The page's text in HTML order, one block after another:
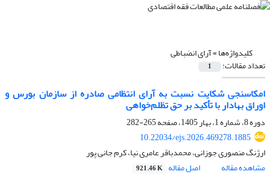
کلیدواژه‌ها =آرای انضباطی
تعداد مقالات: 1
امکاسنجی شکایت نسبت به آرای انتظامی صادره از سازمان بورس و
اوراق بهادار با تأکید بر حق تظلم‌خواهی
دوره 8، شماره 1، بهار 1405، صفحه
265-282
10.22034/ejs.2026.469278.1885
ارژنگ منصوری جوزانی، محمدباقر عامری نیا، کرم جانی پور
مشاهده مقاله
اصل مقاله 921.46 K